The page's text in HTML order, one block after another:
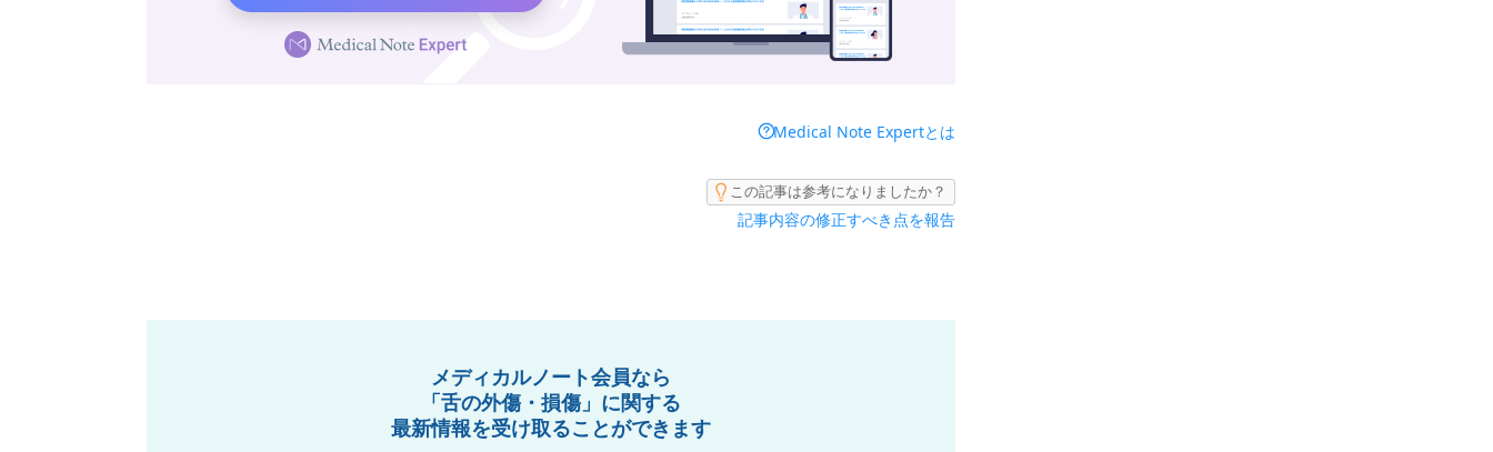
Medical Note Expertとは
この記事は参考になりましたか？
記事内容の修正すべき点を報告
メディカルノート会員なら
「舌の外傷・損傷」に関する
最新情報を受け取ることができます